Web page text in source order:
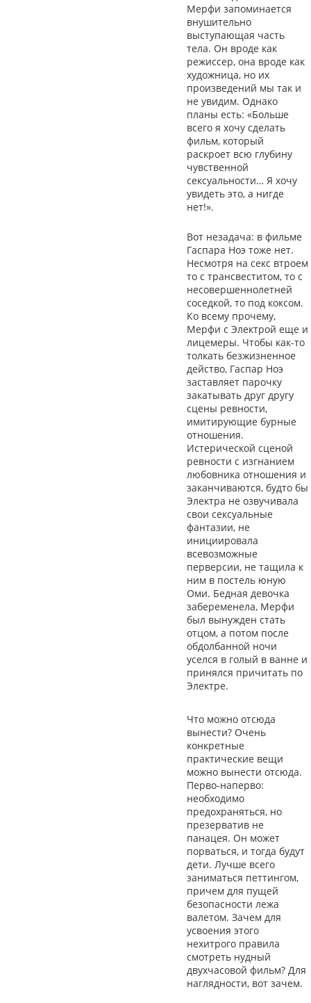
Мерфи запоминается
внушительно
выступающая часть
тела. Он вроде как
режиссер, она вроде как
художница, но их
произведений мы так и
не увидим. Однако
планы есть: «Больше
всего я хочу сделать
фильм, который
раскроет всю глубину
чувственной
сексуальности… Я хочу
увидеть это, а нигде
нет!».
Вот незадача: в фильме
Гаспара Ноэ тоже нет.
Несмотря на секс втроем
то с трансвеститом, то с
несовершеннолетней
соседкой, то под коксом.
Ко всему прочему,
Мерфи с Электрой еще и
лицемеры. Чтобы как-то
толкать безжизненное
действо, Гаспар Ноэ
заставляет парочку
закатывать друг другу
сцены ревности,
имитирующие бурные
отношения.
Истерической сценой
ревности с изгнанием
любовника отношения и
заканчиваются, будто бы
Электра не озвучивала
свои сексуальные
фантазии, не
инициировала
всевозможные
перверсии, не тащила к
ним в постель юную
Оми. Бедная девочка
забеременела, Мерфи
был вынужден стать
отцом, а потом после
обдолбанной ночи
уселся в голый в ванне и
принялся причитать по
Электре.
Что можно отсюда
вынести? Очень
конкретные
практические вещи
можно вынести отсюда.
Перво-наперво:
необходимо
предохраняться, но
презерватив не
панацея. Он может
порваться, и тогда будут
дети. Лучше всего
заниматься петтингом,
причем для пущей
безопасности лежа
валетом. Зачем для
усвоения этого
нехитрого правила
смотреть нудный
двухчасовой фильм? Для
наглядности, вот зачем.